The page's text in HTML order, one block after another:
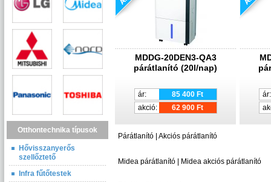
Otthontechnika típusok
Hővisszanyerős
szellőztető
Infra fűtőtestek
MDDG-20DEN3-QA3
párátlanító (20l/nap)
ár:
85 400 Ft
akció:
62 900 Ft
ár:
Párátlanító | Akciós párátlanító
Midea párátlanító | Midea akciós párátlanító